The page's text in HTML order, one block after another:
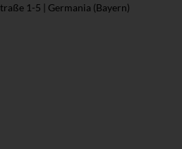
1-5 | Germania (Bayern)